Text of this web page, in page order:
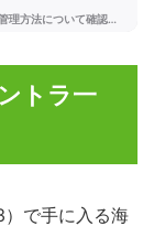
トラ一
で手に入る海